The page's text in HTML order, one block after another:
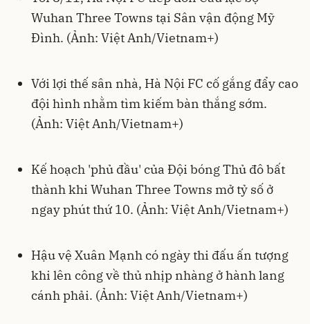
Wuhan Three Towns tại Sân vận động Mỹ
Đình. (Ảnh: Việt Anh/Vietnam+)
Với lợi thế sân nhà, Hà Nội FC cố gắng đẩy cao
đội hình nhằm tìm kiếm bàn thắng sớm.
(Ảnh: Việt Anh/Vietnam+)
Kế hoạch 'phủ đầu' của Đội bóng Thủ đô bất
thành khi Wuhan Three Towns mở tỷ số ở
ngay phút thứ 10. (Ảnh: Việt Anh/Vietnam+)
Hậu vệ Xuân Mạnh có ngày thi đấu ấn tượng
khi lên công về thủ nhịp nhàng ở hành lang
cánh phải. (Ảnh: Việt Anh/Vietnam+)